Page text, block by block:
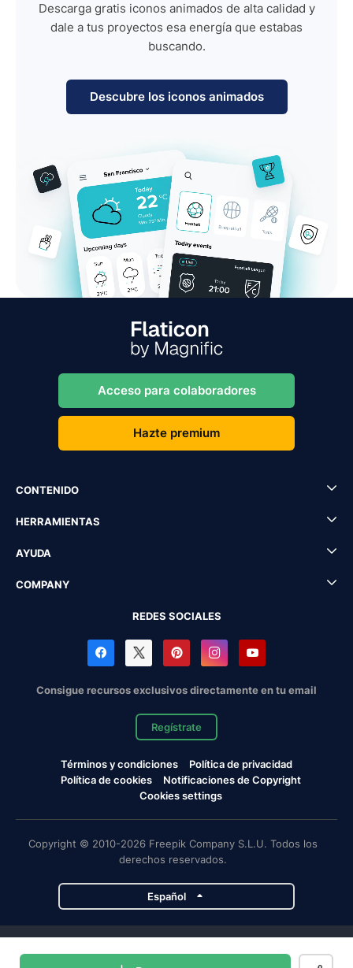
Descarga gratis iconos animados de alta calidad y
dale a tus proyectos esa energía que estabas
buscando.
Descubre los iconos animados
Acceso para colaboradores
Hazte premium
CONTENIDO
HERRAMIENTAS
AYUDA
COMPANY
REDES SOCIALES
Consigue recursos exclusivos directamente en tu email
Regístrate
Términos y condiciones
Política de privacidad
Política de cookies
Notificaciones de Copyright
Cookies settings
Copyright © 2010-2026 Freepik Company S.L.U. Todos los
derechos reservados.
Español